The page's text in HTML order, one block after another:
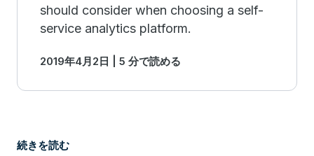
should consider when choosing a self-
service analytics platform.
2019年4月2日 | 5 分で読める
続きを読む